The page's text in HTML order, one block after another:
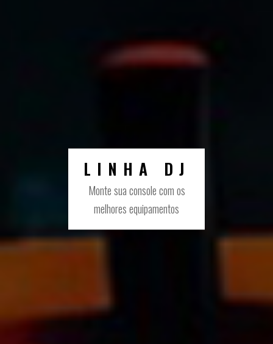
LINHA DJ
Monte sua console com os
melhores equipamentos